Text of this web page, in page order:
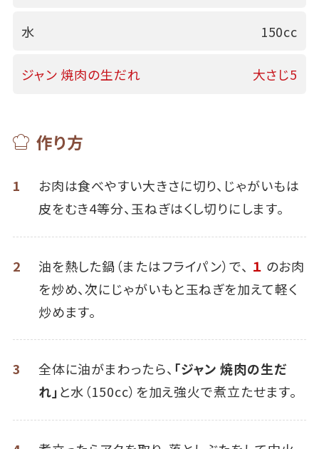
水 150cc
ジャン 焼肉の生だれ 大さじ5
作り方
1
お肉は食べやすい大きさに切り、じゃがいもは
皮をむき4等分、玉ねぎはくし切りにします。
2 油を熱した鍋（またはフライパン）で、 １ のお肉
を炒め、次にじゃがいもと玉ねぎを加えて軽く
炒めます。
3 全体に油がまわったら、 「ジャン 焼肉の生だ
れ」と水（150cc）を加え強火で煮立たせます。